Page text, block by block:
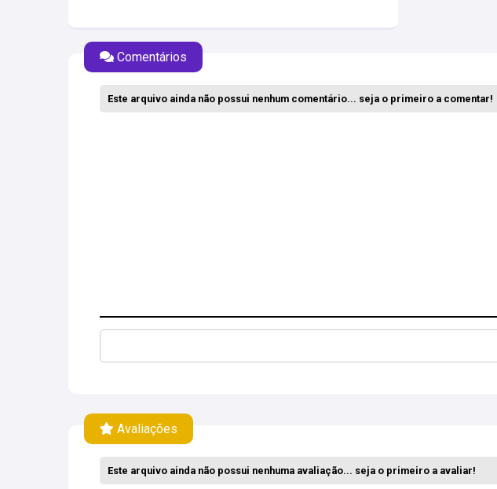
Comentários
Este arquivo ainda não possui nenhum comentário... seja o primeiro a comentar!
Avaliações
Este arquivo ainda não possui nenhuma avaliação... seja o primeiro a avaliar!